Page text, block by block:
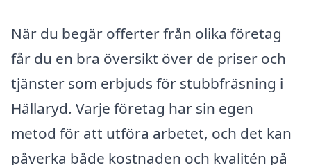
När du begär offerter från olika företag
får du en bra översikt över de priser och
tjänster som erbjuds för stubbfräsning i
Hällaryd. Varje företag har sin egen
metod för att utföra arbetet, och det kan
påverka både kostnaden och kvalitén på